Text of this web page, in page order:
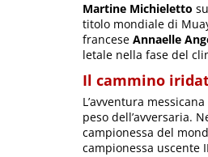
Martine Michieletto
titolo mondiale di
francese Annaelle
letale nella fase del
Il cammino
L’avventura
peso dell’avversaria.
campionessa del
campionessa uscente